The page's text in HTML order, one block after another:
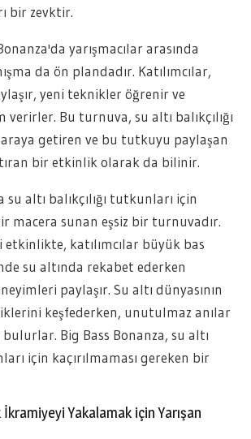
bir zevktir.
yarışmacılar arasında
da ön plandadır. Katılımcılar,
yeni teknikler öğrenir ve
Bu turnuva, su altı balıkçılığı
getiren ve bu tutkuyu paylaşan
bir etkinlik olarak da bilinir.
su altı balıkçılığı tutkunları için
macera sunan eşsiz bir turnuvadır.
etkinlikte, katılımcılar büyük bas
su altında rekabet ederken
paylaşır. Su altı dünyasının
keşfederken, unutulmaz anılar
Big Bass Bonanza, su altı
için kaçırılmaması gereken bir
Yakalamak için Yarışan